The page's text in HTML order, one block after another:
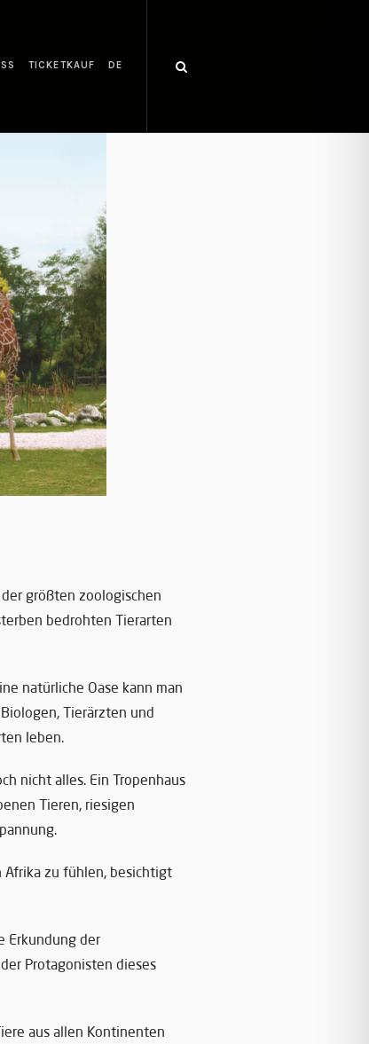
TICKETKAUF DE
größten zoologischen
bedrohten Tierarten
natürliche Oase kann man
Tierärzten und
leben.
nicht alles. Ein Tropenhaus
Tieren, riesigen
Afrika zu fühlen, besichtigt
Erkundung der
Protagonisten dieses
aus allen Kontinenten